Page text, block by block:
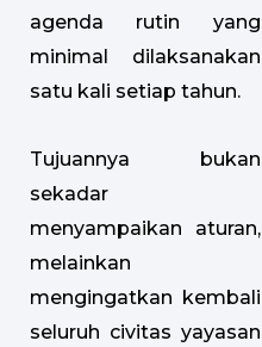
agenda rutin yang
minimal dilaksanakan
satu kali setiap tahun.
Tujuannya bukan
sekadar
menyampaikan aturan,
melainkan
mengingatkan kembali
seluruh civitas yayasan